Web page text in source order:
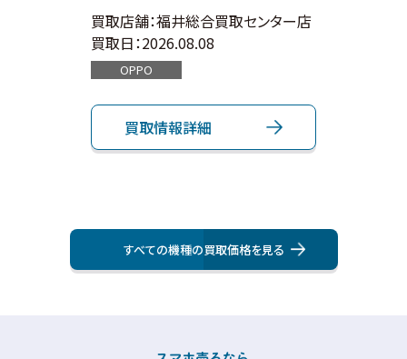
買取店舗：福井総合買取センター店
買取日：2026.08.08
OPPO
買取情報詳細
すべての機種の買取価格を⾒る